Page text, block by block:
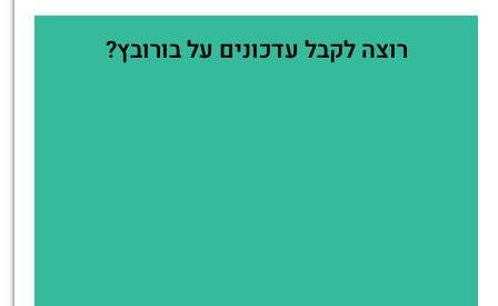
רוצה לקבל עדכונים על בורובץ?